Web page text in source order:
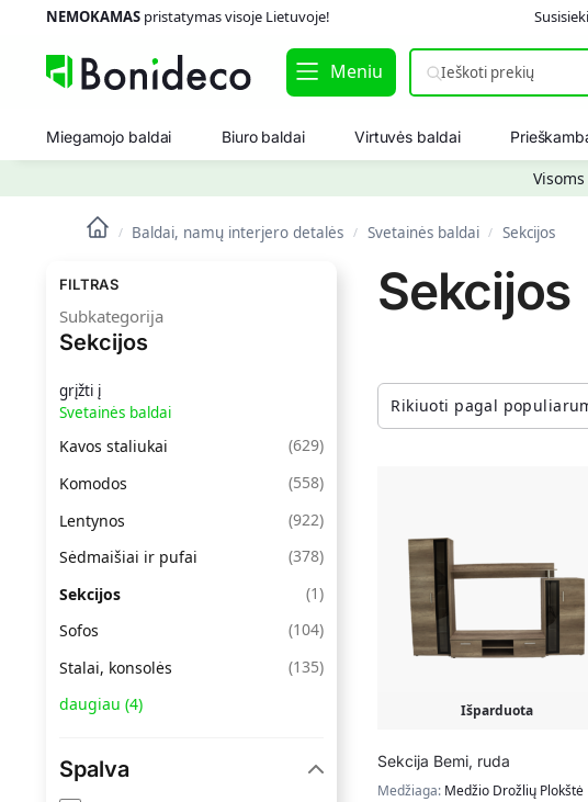
NEMOKAMASpristatymas visoje Lietuvoje!
Meniu
Miegamojo baldai Biuro baldai Virtuvės baldai
/ Baldai, namų interjero detalės / Svetainės baldai / Sekcijos
Sekcijos
Išparduota
Sekcija Bemi, ruda
Medžiaga: Medžio Drožlių Plokštė
FILTRAS
Subkategorija
Sekcijos
grįžti į
Svetainės baldai
Kavos staliukai (629)
Komodos
(558)
Lentynos
(922)
Sėdmaišiai ir pufai
(378)
Sekcijos
(1)
Sofos
(104)
Stalai, konsolės
(135)
daugiau (4)
Spalva